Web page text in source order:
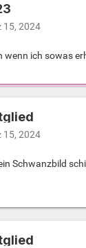
15, 2024
wenn ich sowas
15, 2024
Schwanzbild